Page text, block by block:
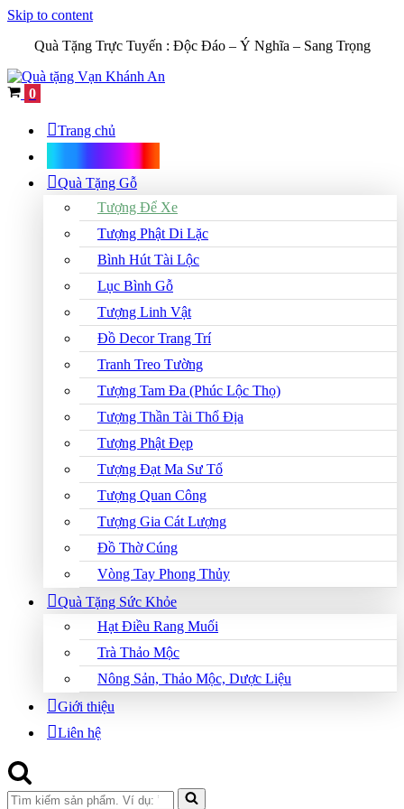
Skip to content
Quà Tặng Trực Tuyến : Độc Đáo – Ý Nghĩa – Sang Trọng
Cart
0
Trang chủ
Quà Tặng Gỗ
Tượng Để Xe
Tượng Phật Di Lặc
Bình Hút Tài Lộc
Lục Bình Gỗ
Tượng Linh Vật
Đồ Decor Trang Trí
Tranh Treo Tường
Tượng Tam Đa (Phúc Lộc Thọ)
Tượng Thần Tài Thổ Địa
Tượng Phật Đẹp
Tượng Đạt Ma Sư Tổ
Tượng Quan Công
Tượng Gia Cát Lượng
Đồ Thờ Cúng
Vòng Tay Phong Thủy
Quà Tặng Sức Khỏe
Hạt Điều Rang Muối
Trà Thảo Mộc
Nông Sản, Thảo Mộc, Dược Liệu
Giới thiệu
Liên hệ
Search